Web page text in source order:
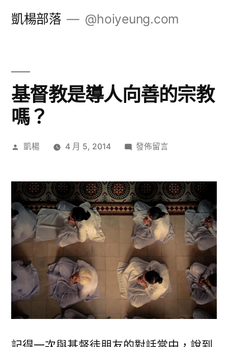
凱楊部落 @hoiyeung.com
基督教是導人向善的宗教
嗎？
作
凱楊 4 月 5, 2014
在
教
是
導
人
向
善
的
宗
教
嗎？〉
發佈留言